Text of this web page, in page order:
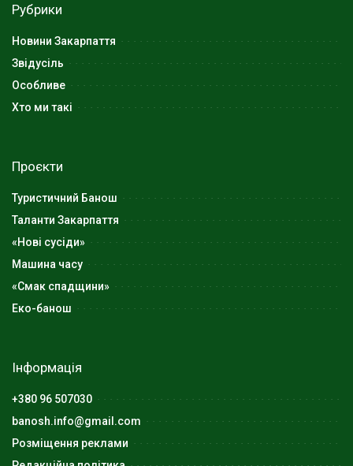
Рубрики
Новини Закарпаття
Звідусіль
Особливе
Хто ми такі
Проєкти
Туристичний Банош
Таланти Закарпаття
«Нові сусіди»
Машина часу
«Смак спадщини»
Еко-банош
Інформація
+380 96 507030
banosh.info@gmail.com
Розміщення реклами